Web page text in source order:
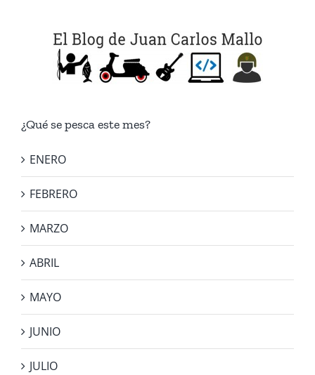
¿Qué se pesca este mes?
ENERO
FEBRERO
MARZO
ABRIL
MAYO
JUNIO
JULIO